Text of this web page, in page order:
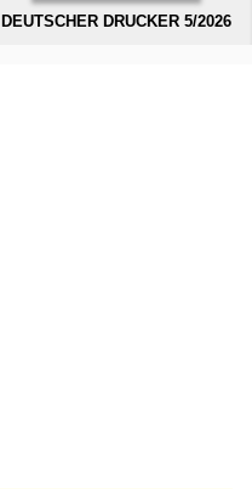
DEUTSCHER DRUCKER 5/2026